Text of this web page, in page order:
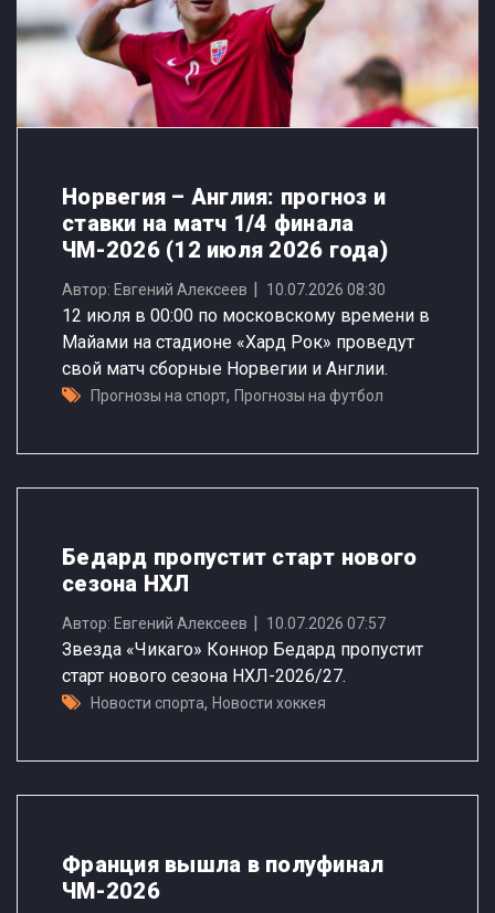
Норвегия – Англия: прогноз и
ставки на матч 1/4 финала
ЧМ-2026 (12 июля 2026 года)
Автор: Евгений Алексеев 10.07.2026 08:30
12 июля в 00:00 по московскому времени в
Майами на стадионе «Хард Рок» проведут
свой матч сборные Норвегии и Англии.
Прогнозы на спорт, Прогнозы на футбол
Бедард пропустит старт нового
сезона НХЛ
Автор: Евгений Алексеев 10.07.2026 07:57
Звезда «Чикаго» Коннор Бедард пропустит
старт нового сезона НХЛ-2026/27.
Новости спорта, Новости хоккея
Франция вышла в полуфинал
ЧМ-2026